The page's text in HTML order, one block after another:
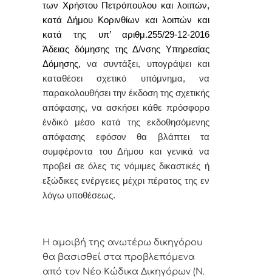
των Χρήστου Πετρόπουλου και λοιπών,
κατά Δήμου Κορινθίων και λοιπών και
κατά της υπ’ αριθμ.255/29-12-2016
Άδειας δόμησης της Δ/νσης Υπηρεσίας
Δόμησης,να συντάξει, υπογράψει και
καταθέσει σχετικό υπόμνημα, να
παρακολουθήσει την έκδοση της σχετικής
απόφασης, να ασκήσει κάθε πρόσφορο
ένδικό μέσο κατά της εκδοθησόμενης
απόφασης εφόσον θα βλάπτει τα
συμφέροντα του Δήμου και γενικά να
προβεί σε όλες τις νόμιμες δικαστικές ή
εξώδικες ενέργειες μέχρι πέρατος της εν
λόγω υποθέσεως.
Η αμοιβή της ανωτέρω δικηγόρου
θα βασισθεί στα προβλεπόμενα
από τον Νέο Κώδικα Δικηγόρων (Ν.